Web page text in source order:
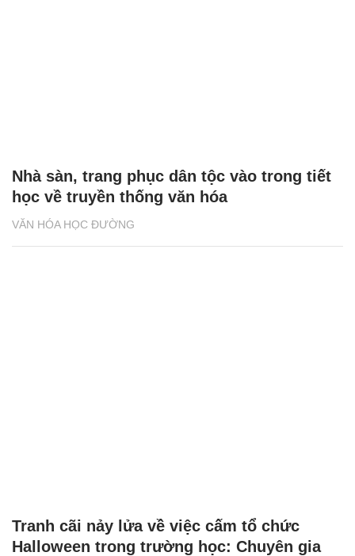
VĂN HÓA HỌC ĐƯỜNG
Nhà sàn, trang phục dân tộc vào trong tiết
học về truyền thống văn hóa
Tranh cãi nảy lửa về việc cấm tổ chức
Halloween trong trường học: Chuyên gia